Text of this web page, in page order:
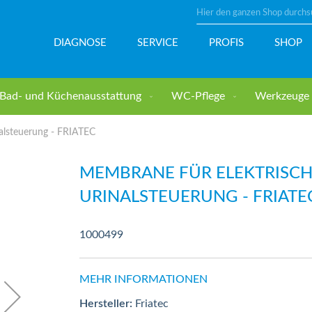
DIAGNOSE SERVICE PROFIS SHOP
Bad- und Küchenausstattung WC-Pflege
- FRIATEC
MEMBRANE FÜR
URINALSTEUERUNG -
1000499
MEHR INFORMATIONEN
Hersteller: Friatec